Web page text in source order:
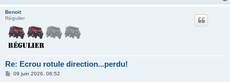
Benoit
Régulier
Re: Ecrou rotule direction...perdu!
M09 juin 2026, 06:52